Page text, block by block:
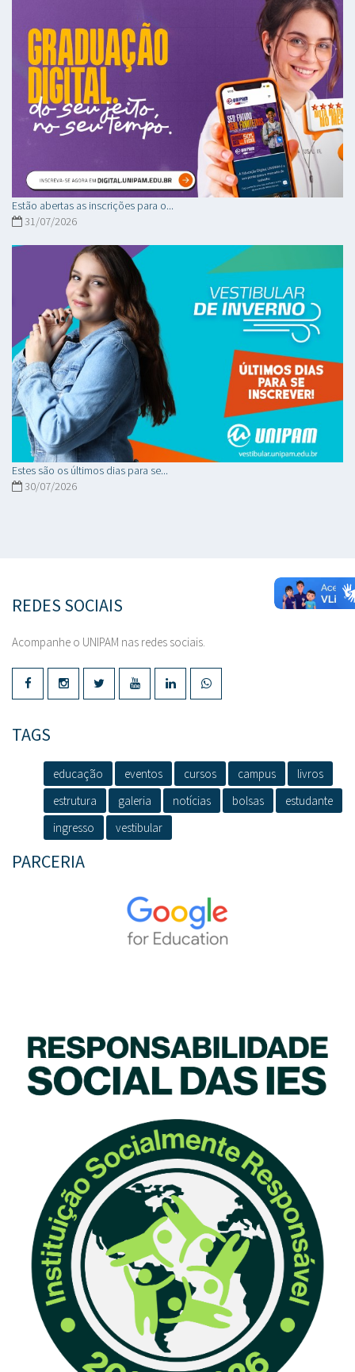
Estão abertas as inscrições para o...
31/07/2026
Estes são os últimos dias para se...
30/07/2026
REDES SOCIAIS
Acompanhe o UNIPAM nas redes sociais.
TAGS
educação eventos cursos campus
livros
estrutura
galeria notícias bolsas
estudante
ingresso
vestibular
PARCERIA